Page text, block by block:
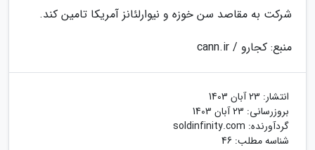
شرکت به مقاصد سن خوزه و نیوارلئانز آمریکا تامین کند.
منبع: کجارو / cann.ir
انتشار: 23 آبان 1403
بروزرسانی: 23 آبان 1403
گردآورنده: soldinfinity.com
شناسه مطلب: 46